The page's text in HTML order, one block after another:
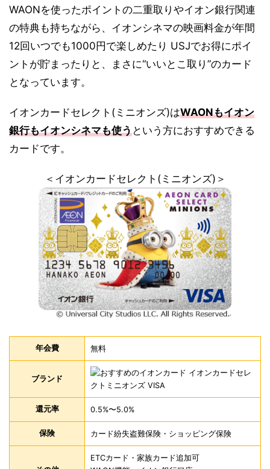
WAONを使ったポイントの二重取りやイオン銀行関連
の特典も持ちながら、イオンシネマの映画料金が年間
12回いつでも1000円で楽しめたり USJでお得にポイ
ントが貯まったりと、まさに“いいとこ取り”のカード
となっています。
イオンカードセレクト(ミニオンズ)はWAONもイオン
銀行もイオンシネマも使うという方におすすめできる
カードです。
＜イオンカードセレクト(ミニオンズ)＞
年会費 無料
ブランド
還元率 0.5%〜5.0%
保険 カード紛失盗難保険・ショッピング保険
ETCカード・家族カード追加可